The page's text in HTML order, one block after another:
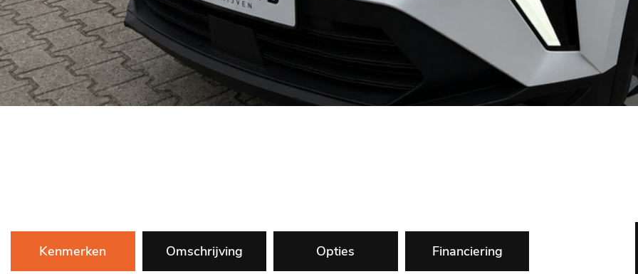
Kenmerken Omschrijving Opties Financiering